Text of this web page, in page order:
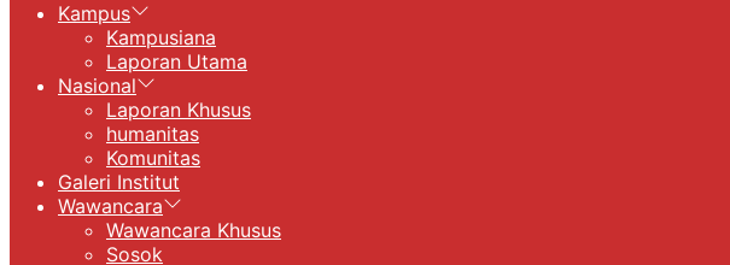
Kampus
Kampusiana
Laporan Utama
Nasional
Laporan Khusus
humanitas
Komunitas
Galeri Institut
Wawancara
Wawancara Khusus
Sosok